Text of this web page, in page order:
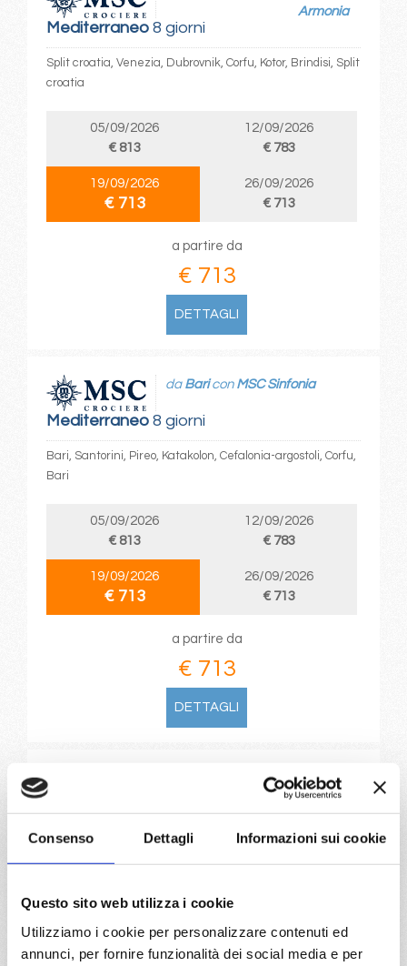
Consenso Dettagli Informazioni sui cookie
Questo sito web utilizza i cookie
Utilizziamo i cookie per personalizzare contenuti ed
annunci, per fornire funzionalità dei social media e per
Mediterraneo8 giorni
Armonia
Split croatia, Venezia, Dubrovnik, Corfu, Kotor, Brindisi, Split
croatia
05/09/2026
€ 813
12/09/2026
€ 783
19/09/2026
€ 713
26/09/2026
€ 713
a partire da
€ 713
DETTAGLI
Mediterraneo8 giorni
da Baricon MSC Sinfonia
Bari, Santorini, Pireo, Katakolon, Cefalonia-argostoli, Corfu,
Bari
05/09/2026
€ 813
12/09/2026
€ 783
19/09/2026
€ 713
26/09/2026
€ 713
a partire da
€ 713
DETTAGLI
Mediterraneo8 giorni
MSC Lirica
Venezia, Kotor, Mykonos, Syros Grecia, Ancona, Venezia
19/09/2026
26/09/2026